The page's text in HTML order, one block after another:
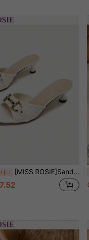
Dernier jour [MISS ROSIE]Sandales à talons hauts élégantes et à la mode pour femmes, imprimé gris rose marron kaki bleu beige, maille satinée, bout rond, bride unique, boucle en métal en forme de mors de cheval, talon aiguille en forme de verre à vin, mules à talons hauts à enfiler avec bout ouvert, chaussures d'été pour la plage, les vacances en bord de mer, les fêtes à la piscine, les voyages sur les îles, les mariages, les demoiselles d'honneur, les rendez-vous, le shopping, la remise des diplômes, le bal de promo, les voyages, style Mori frais